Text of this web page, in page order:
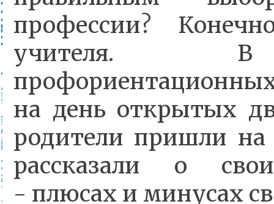
профессии?
учителя.
на день открытых
родители пришли на
рассказали о
- плюсах и минусах